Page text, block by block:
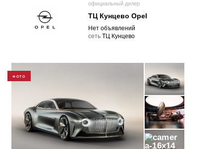
официальный дилер
ТЦ Кунцево Opel
Нет объявлений
cеть ТЦ Кунцево
ФОТО